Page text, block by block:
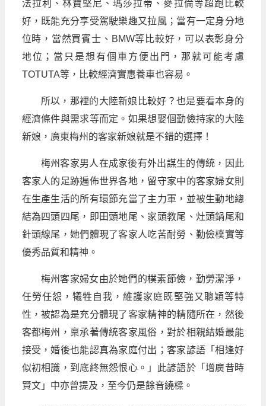
法拉利、林寶堅尼、瑪莎拉蒂、麥拉倫等超跑比較
好，既能充分享受駕駛樂趣又拉風；當有一定身分地
位時，當然買賓士、BMW等比較好，可以表彰身分
地位；當只是想有個車方便出門，那就可能考慮
TOTUTA等，比較經濟實惠養車也容易。
所以，那裡的大陸新娘比較好？也是要看本身的
經濟條件與需求等而定。如果想娶個勤儉持家的大陸
新娘，廣東梅州的客家新娘就是不錯的選擇！
梅州客家男人在成家後有外出謀生的傳統，因此
客家人的足跡遍佈世界各地，留守家中的客家婦女則
在生產生活的所有環節充當了主力軍，並被生動地總
結為四頭四尾，即田頭地尾、家頭教尾、灶頭鍋尾和
針頭線尾，她們體現了客家人吃苦耐勞、勤儉樸實等
優秀品質和精神。
梅州客家婦女由於她們的樸素節儉，勤勞潔淨，
任勞任怨，犧牲自我，維護家庭既堅強又聰穎等特
性，被認為是充分體現了客家精神的精隨所在，然後
客都梅州，稟承著傳統客家風俗，對於相親結婚最能
接受，婚後也能認真為家庭付出；客家諺語「相逢好
似初相識，到底終無怨恨心。」此諺語於「增廣昔時
賢文」中亦曾提及，至今仍是餘音繞樑。